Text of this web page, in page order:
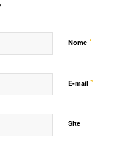
Nome *
E-mail *
Site